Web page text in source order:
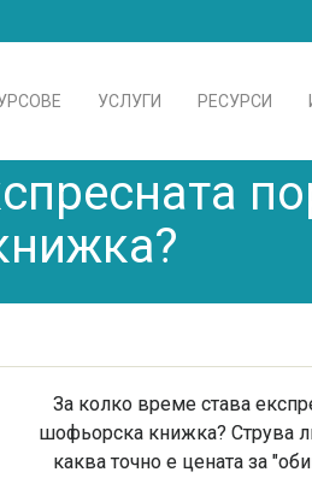
УСЛУГИ РЕСУРСИ
За колко време става
шофьорска книжка? Струва
каква точно е цената за